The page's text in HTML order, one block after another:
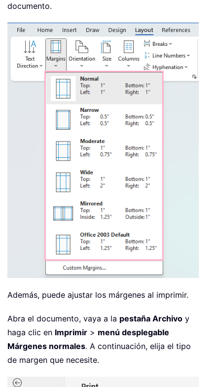
documento.
Además, puede ajustar los márgenes al imprimir.
Abra el documento, vaya a la pestaña Archivo y
haga clic en Imprimir > menú desplegable
Márgenes normales. A continuación, elija el tipo
de margen que necesite.